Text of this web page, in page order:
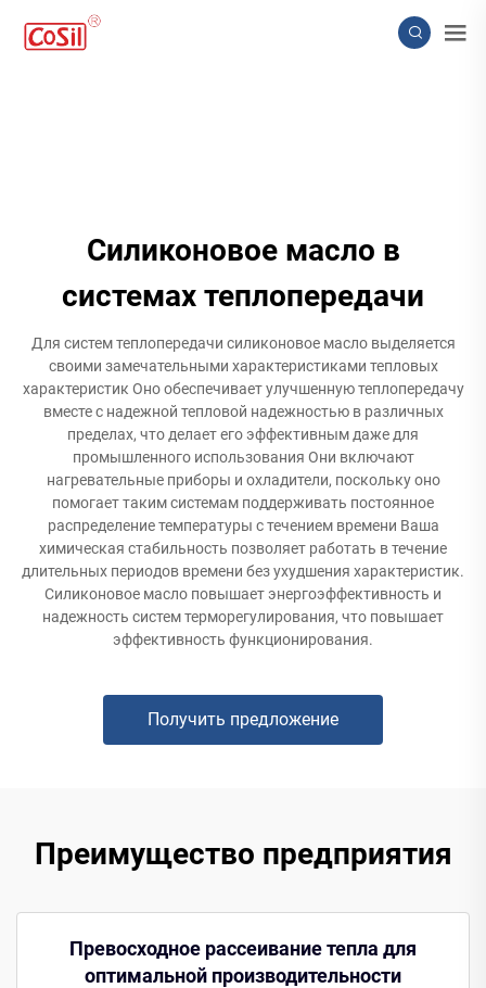
Силиконовое масло в
системах теплопередачи
Для систем теплопередачи силиконовое масло выделяется
своими замечательными характеристиками тепловых
характеристик Оно обеспечивает улучшенную теплопередачу
вместе с надежной тепловой надежностью в различных
пределах, что делает его эффективным даже для
промышленного использования Они включают
нагревательные приборы и охладители, поскольку оно
помогает таким системам поддерживать постоянное
распределение температуры с течением времени Ваша
химическая стабильность позволяет работать в течение
длительных периодов времени без ухудшения характеристик.
Силиконовое масло повышает энергоэффективность и
надежность систем терморегулирования, что повышает
эффективность функционирования.
Получить предложение
Преимущество предприятия
Превосходное рассеивание тепла для
оптимальной производительности